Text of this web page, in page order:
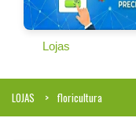
Lojas
LOJAS floricultura